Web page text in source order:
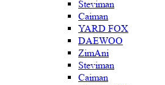
Steviman
Caiman
YARD FOX
DAEWOO
ZimAni
Steviman
Caiman